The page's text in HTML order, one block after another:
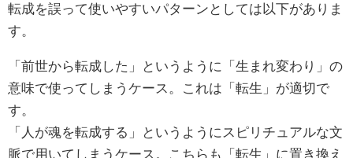
転成を誤って使いやすいパターンとしては以下がありま
す。
「前世から転成した」というように「生まれ変わり」の
意味で使ってしまうケース。これは「転生」が適切で
す。
「人が魂を転成する」というようにスピリチュアルな文
脈で用いてしまうケース。こちらも「転生」に置き換え